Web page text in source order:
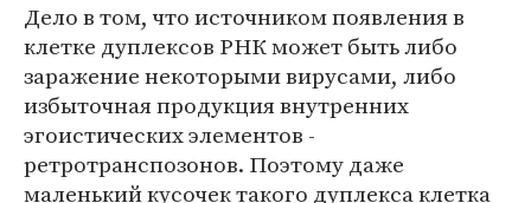
Дело в том, что источником появления в
клетке дуплексов РНК может быть либо
заражение некоторыми вирусами, либо
избыточная продукция внутренних
эгоистических элементов -
ретротранспозонов. Поэтому даже
маленький кусочек такого дуплекса клетка